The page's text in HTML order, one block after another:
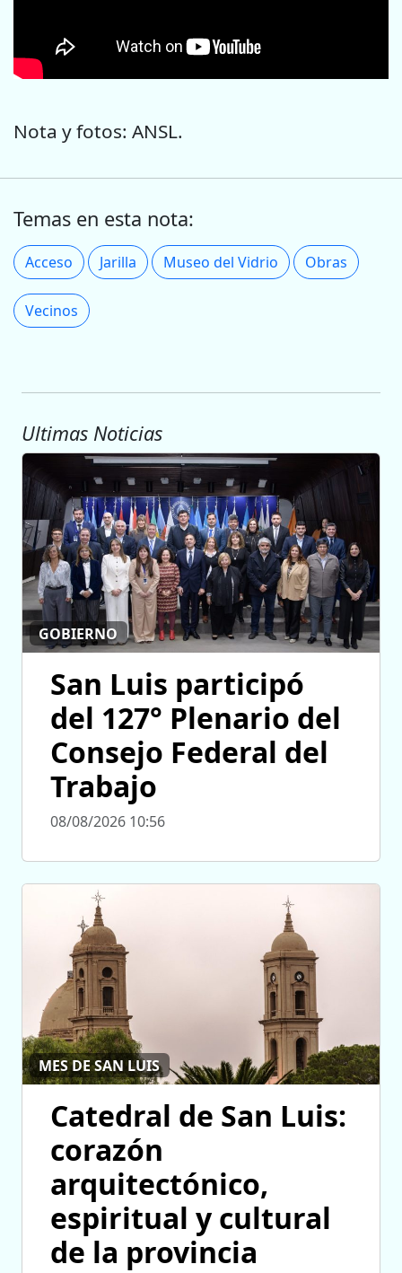
Nota y fotos: ANSL.
Temas en esta nota:
Acceso Jarilla Museo del Vidrio Obras
Vecinos
Ultimas Noticias
GOBIERNO
San Luis participó
del 127° Plenario del
Consejo Federal del
Trabajo
08/08/2026 10:56
MES DE SAN LUIS
Catedral de San Luis:
corazón
arquitectónico,
espiritual y cultural
de la provincia